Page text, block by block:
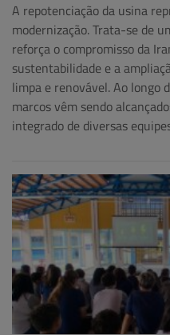
A repotenciação da usina
modernização. Trata-se de
reforça o compromisso da
sustentabilidade e a
limpa e renovável. Ao longo
marcos vêm sendo
integrado de diversas